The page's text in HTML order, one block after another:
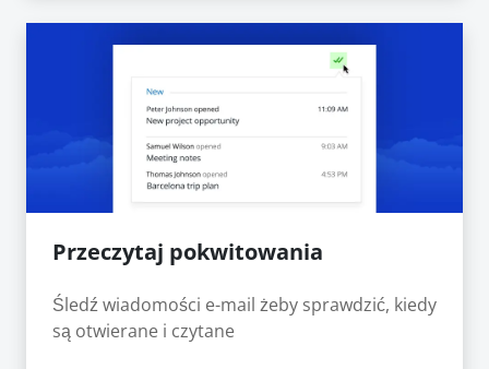
Przeczytaj pokwitowania
Śledź wiadomości e-mail żeby sprawdzić, kiedy
są otwierane i czytane